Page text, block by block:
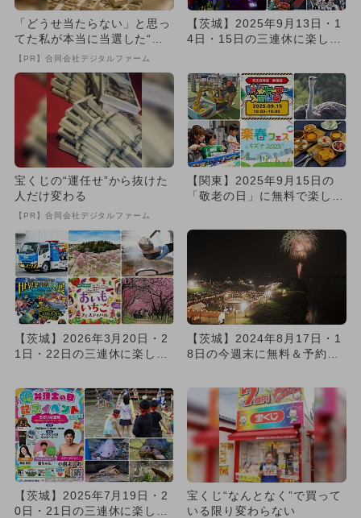
「どうせ当たらない」と思っ
てた私が本当に当選した“買
い方”がこれ
【PR】合同会社デジタルファーム
【茨城】2025年9月13日・1
4日・15日の三連休に楽しめ
宝くじの“運任せ”から抜けた
人だけ変わる
【PR】合同会社デジタルファーム
【関東】2025年9月15日の
「敬老の日」に無料で楽しめ
【茨城】2026年3月20日・2
1日・22日の三連休に楽しめ
【茨城】2024年8月17日・1
8日の今週末に無料＆予約不
【茨城】2025年7月19日・2
0日・21日の三連休に楽しめ
宝くじ“なんとなく”で買って
いる限り変わらない